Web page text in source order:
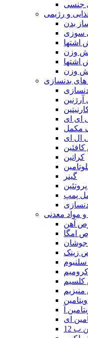
جنسی
و رژیمی
بدن
سوزی
وزن
اشتها
وزن
بدنسازی
آرژنین
ای ای
مکمل
ال ای
کراتین
گینر
پمپ
و مواد معدنی
آهن
امگا
زینک
آ
ای
12